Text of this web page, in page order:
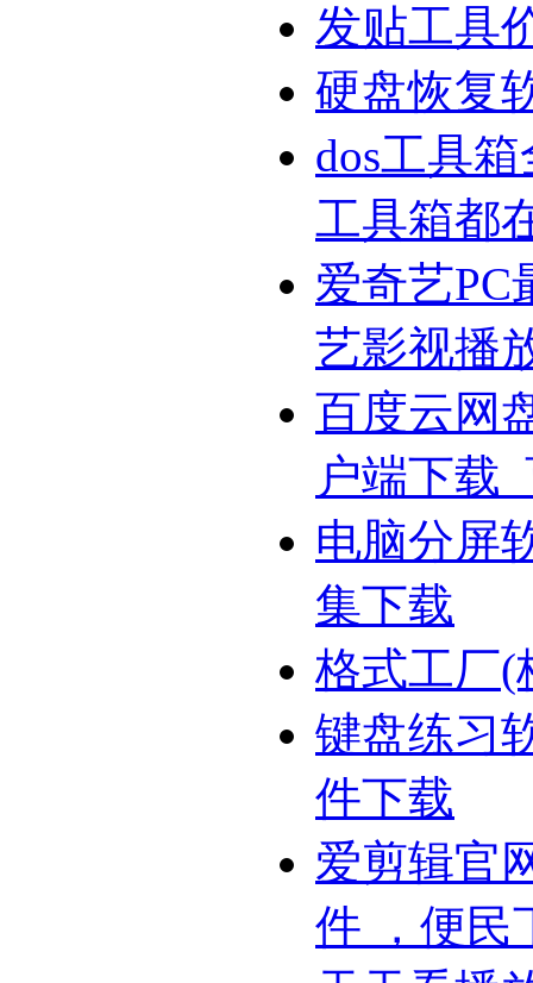
发贴工具
硬盘恢复
dos工具
工具箱都
爱奇艺PC
艺影视播
百度云网
户端下载
电脑分屏
集下载
格式工厂(
键盘练习
件下载
爱剪辑官
件 ，便民